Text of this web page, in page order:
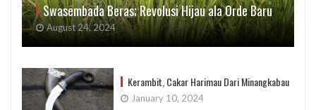
Swasembada Beras; Revolusi Hijau ala Orde Baru
August 24, 2024
Kerambit, Cakar Harimau Dari Minangkabau
January 10, 2024